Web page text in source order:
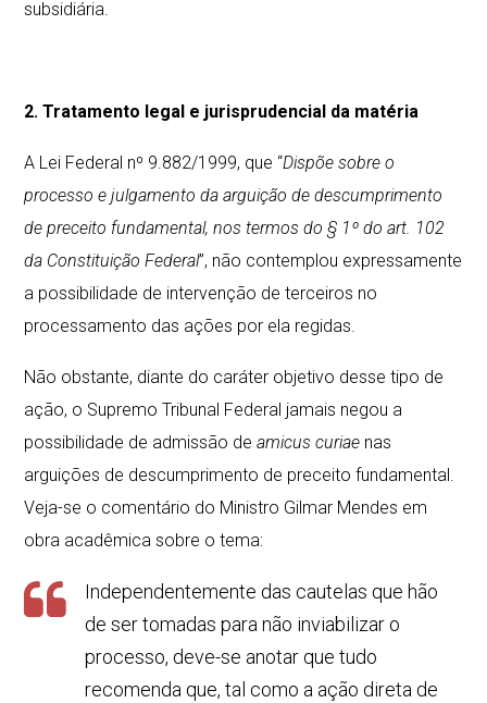
subsidiária.
2. Tratamento legal e jurisprudencial da matéria
A Lei Federal nº 9.882/1999, que “Dispõe sobre o
processo e julgamento da arguição de descumprimento
de preceito fundamental, nos termos do § 1º do art. 102
da Constituição Federal”, não contemplou expressamente
a possibilidade de intervenção de terceiros no
processamento das ações por ela regidas.
Não obstante, diante do caráter objetivo desse tipo de
ação, o Supremo Tribunal Federal jamais negou a
possibilidade de admissão deamicus curiae nas
arguições de descumprimento de preceito fundamental.
Veja-se o comentário do Ministro Gilmar Mendes em
obra acadêmica sobre o tema:
Independentemente das cautelas que hão
de ser tomadas para não inviabilizar o
processo, deve-se anotar que tudo
recomenda que, tal como a ação direta de